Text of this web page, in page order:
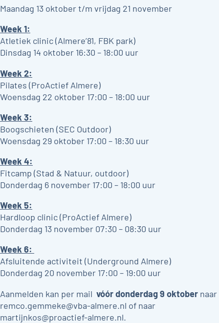
Maandag 13 oktober t/m vrijdag 21 november
Week 1:
Atletiek clinic (Almere’81, FBK park)
Dinsdag 14 oktober 16:30 – 18:00 uur
Week 2:
Pilates (ProActief Almere)
Woensdag 22 oktober 17:00 – 18:00 uur
Week 3:
Boogschieten (SEC Outdoor)
Woensdag 29 oktober 17:00 – 18:30 uur
Week 4:
Fitcamp (Stad & Natuur, outdoor)
Donderdag 6 november 17:00 – 18:00 uur
Week 5:
Hardloop clinic (ProActief Almere)
Donderdag 13 november 07:30 – 08:30 uur
Week 6:
Afsluitende activiteit (Underground Almere)
Donderdag 20 november 17:00 – 19:00 uur
Aanmelden kan per mail vóór donderdag 9 oktober naar
remco.gemmeke@vba-almere.nl of naar
martijnkos@proactief-almere.nl.